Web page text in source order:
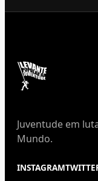
Juventude em
Mundo.
INSTAGRAM